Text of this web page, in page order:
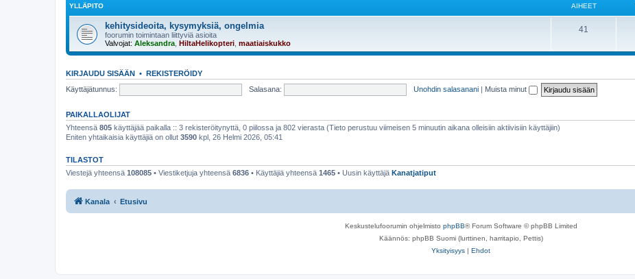
YLLÄPITO AIHEET
kehitysideoita, kysymyksiä, ongelmia
foorumin toimintaan liittyviä asioita
Valvojat: Aleksandra HiltaHelikopteri maatiaiskukko
41
KIRJAUDU SISÄÄN • REKISTERÖIDY
Käyttäjätunnus:
Salasana: Unohdin salasanani | Muista minut
PAIKALLAOLIJAT
Yhteensä 805 käyttäjää paikalla :: 3 rekisteröitynyttä, 0 piilossa ja 802 vierasta (Tieto perustuu viimeisen 5 minuutin aikana olleisiin aktiivisiin käyttäjiin)
Eniten yhtaikaisia käyttäjiä on ollut 3590 kpl, 26 Helmi 2026, 05:41
TILASTOT
Viestejä yhteensä 108085 • Viestiketjuja yhteensä 6836 • Käyttäjiä yhteensä 1465 • Uusin käyttäjä Kanatjatiput
Kanala Etusivu
Keskustelufoorumin ohjelmisto phpBB® Forum Software © phpBB Limited
Käännös: phpBB Suomi (lurttinen, harritapio, Pettis)
Yksityisyys | Ehdot